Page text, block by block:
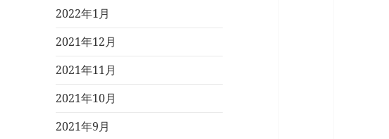
2022年1月
2021年12月
2021年11月
2021年10月
2021年9月